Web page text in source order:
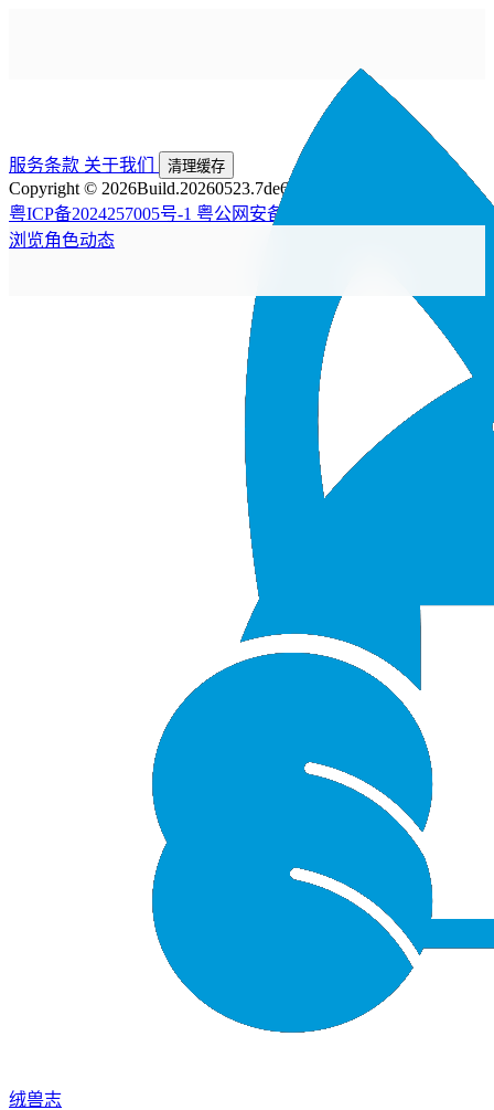
绒兽志
服务条款 关于我们 清理缓存
Copyright © 2026Build.20260523.7de6225
粤ICP备2024257005号-1 粤公网安备44200002445476号
浏览角色动态